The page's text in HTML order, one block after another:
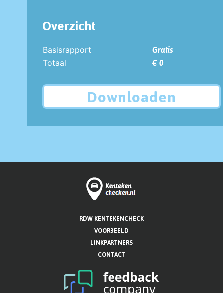
Overzicht
Basisrapport
Gratis
Totaal
€ 0
Downloaden
RDW KENTEKENCHECK
VOORBEELD
LINKPARTNERS
CONTACT